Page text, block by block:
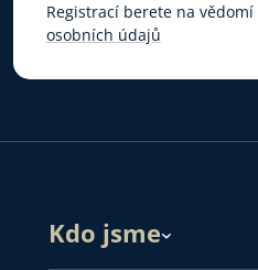
Registrací berete na vědomí
osobních údajů
Kdo jsme